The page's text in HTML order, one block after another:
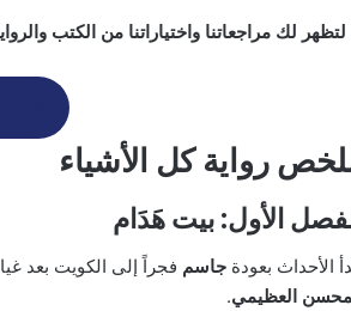
لتظهر لك مراجعاتنا واختياراتنا من الكتب
رواية كل الأشياء
الأول: بيت هَدَام
الأحداث بعودة جاسم فجراً إلى الكويت بعد غياب 4 سنوات من منفاه الاختياري بلندن لحضور جنازة والده
العظيمي.